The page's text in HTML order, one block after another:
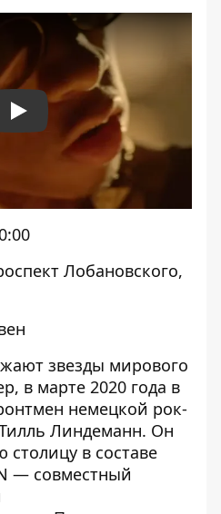
Play
Лобановского,
звезды мирового
в марте 2020 года в
немецкой рок-
Линдеманн. Он
столицу в составе
— совместный